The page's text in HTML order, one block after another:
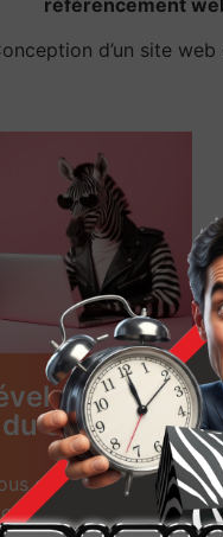
référencement
d’un site
du site web
concevons avec
votre site web.